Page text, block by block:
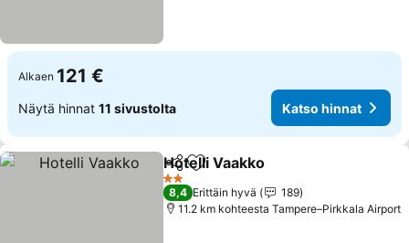
Alkaen 121 €
Näytä hinnat 11 sivustolta Katso hinnat
Jaa Lisää suosikkeihin
Hotelli Vaakko
2 Tähtiluokitus
8,4 Erittäin hyvä
189
11.2 km kohteesta Tampere–Pirkkala Airport